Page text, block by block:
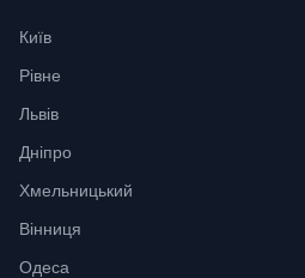
Київ
Рівне
Львів
Дніпро
Хмельницький
Вінниця
Одеса